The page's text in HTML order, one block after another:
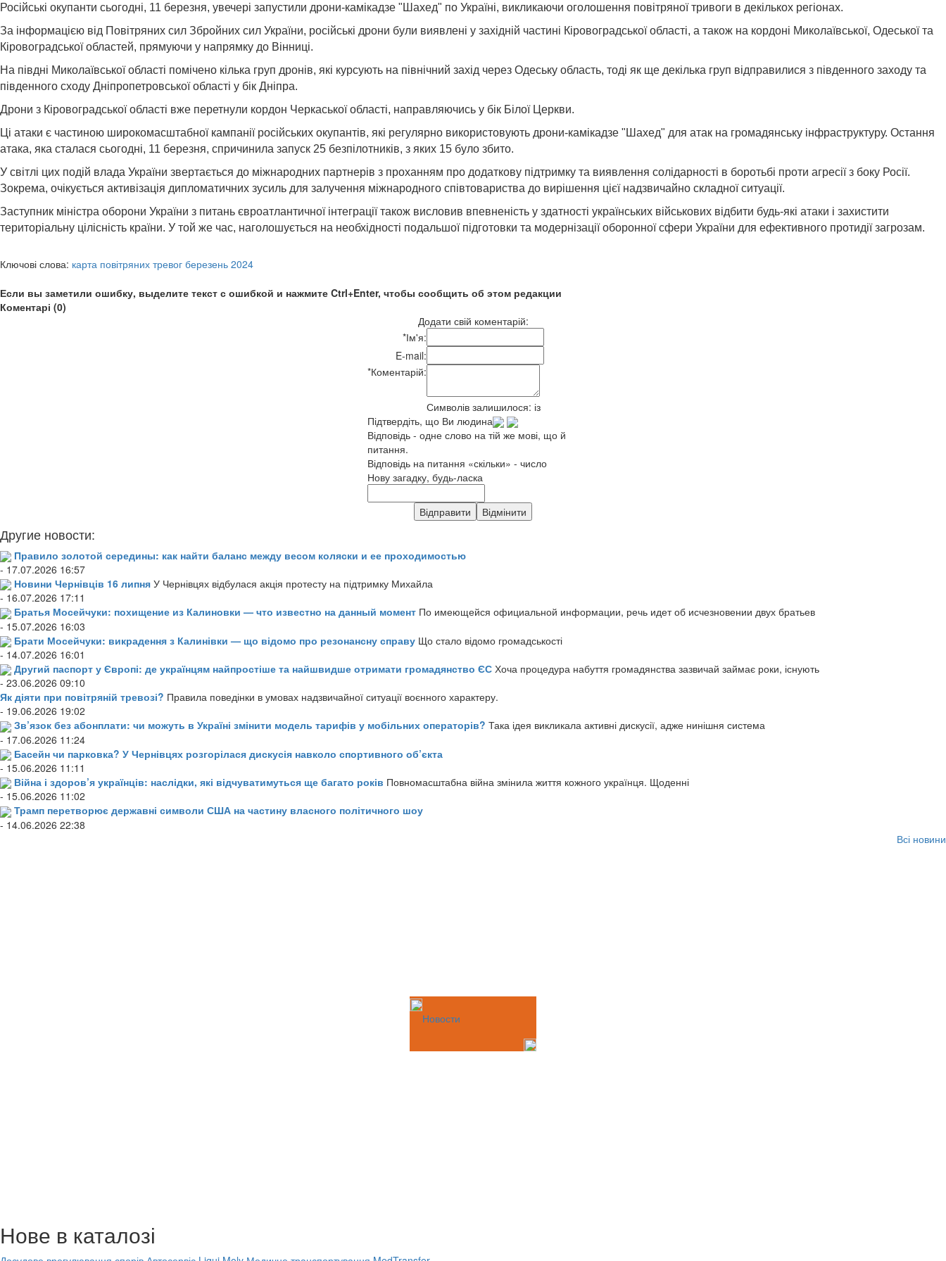
Російські окупанти сьогодні, 11 березня, увечері запустили дрони-камікадзе "Шахед" по Україні, викликаючи оголошення повітряної тривоги в декількох регіонах.
За інформацією від Повітряних сил Збройних сил України, російські дрони були виявлені у західній частині Кіровоградської області, а також на кордоні Миколаївської, Одеської та
Кіровоградської областей, прямуючи у напрямку до Вінниці.
На півдні Миколаївської області помічено кілька груп дронів, які курсують на північний захід через Одеську область, тоді як ще декілька груп відправилися з південного заходу та
південного сходу Дніпропетровської області у бік Дніпра.
Дрони з Кіровоградської області вже перетнули кордон Черкаської області, направляючись у бік Білої Церкви.
Ці атаки є частиною широкомасштабної кампанії російських окупантів, які регулярно використовують дрони-камікадзе "Шахед" для атак на громадянську інфраструктуру. Остання
атака, яка сталася сьогодні, 11 березня, спричинила запуск 25 безпілотників, з яких 15 було збито.
У світлі цих подій влада України звертається до міжнародних партнерів з проханням про додаткову підтримку та виявлення солідарності в боротьбі проти агресії з боку Росії.
Зокрема, очікується активізація дипломатичних зусиль для залучення міжнародного співтовариства до вирішення цієї надзвичайно складної ситуації.
Заступник міністра оборони України з питань євроатлантичної інтеграції також висловив впевненість у здатності українських військових відбити будь-які атаки і захистити
територіальну цілісність країни. У той же час, наголошується на необхідності подальшої підготовки та модернізації оборонної сфери України для ефективного протидії загрозам.
Ключові слова: карта повітряних тревог березень 2024
Если вы заметили ошибку, выделите текст с ошибкой и нажмите Ctrl+Enter, чтобы сообщить об этом редакции
Коментарі (0)
Додати свій коментарій:
*Ім'я:
E-mail:
*Коментарій:
Символів залишилося: із
Підтвердіть, що Ви людина
Відповідь - одне слово на тій же мові, що й
питання.
Відповідь на питання «скільки» - число
Нову загадку, будь-ласка
Другие новости:
Правило золотой середины: как найти баланс между весом коляски и ее проходимостью
- 17.07.2026 16:57
Новини Чернівців 16 липня У Чернівцях відбулася акція протесту на підтримку Михайла
- 16.07.2026 17:11
Братья Мосейчуки: похищение из Калиновки — что известно на данный момент По имеющейся официальной информации, речь идет об исчезновении двух братьев
- 15.07.2026 16:03
Брати Мосейчуки: викрадення з Калинівки — що відомо про резонансну справу Що стало відомо громадськості
- 14.07.2026 16:01
Другий паспорт у Європі: де українцям найпростіше та найшвидше отримати громадянство ЄС Хоча процедура набуття громадянства зазвичай займає роки, існують
- 23.06.2026 09:10
Як діяти при повітряній тревозі? Правила поведінки в умовах надзвичайної ситуації воєнного характеру.
- 19.06.2026 19:02
Зв’язок без абонплати: чи можуть в Україні змінити модель тарифів у мобільних операторів? Така ідея викликала активні дискусії, адже нинішня система
- 17.06.2026 11:24
Басейн чи парковка? У Чернівцях розгорілася дискусія навколо спортивного об’єкта
- 15.06.2026 11:11
Війна і здоров’я українців: наслідки, які відчуватимуться ще багато років Повномасштабна війна змінила життя кожного українця. Щоденні
- 15.06.2026 11:02
Трамп перетворює державні символи США на частину власного політичного шоу
- 14.06.2026 22:38
Всі новини
Новости
Нове в каталозі